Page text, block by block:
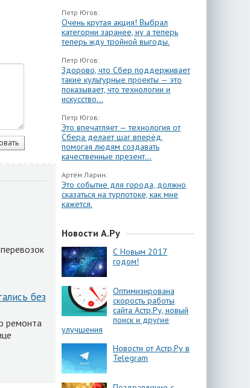
без
ремонта
Петр Югов:
Очень крутая акция! Выбрал
категории заранее, ну а теперь
теперь жду тройной выгоды.
Петр Югов:
Здорово, что Сбер поддерживает
такие культурные проекты — это
показывает, что технологии и
искусство...
Петр Югов:
Это впечатляет — технология от
Сбера делает шаг вперёд,
помогая людям создавать
качественные презент...
Артём Ларин:
Это событие для города, должно
сказаться на турпотоке, как мне
кажется.
Новости А.Ру
С Новым 2017
годом!
Оптимизирована
скорость работы
сайта Астр.Ру, новый
поиск и другие
улучшения
Новости от Астр.Ру в
Telegram